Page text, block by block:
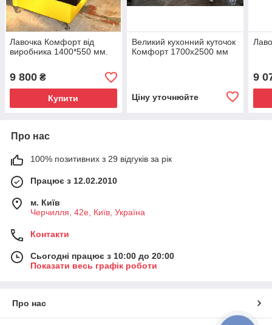
Лавочка Комфорт від
виробника 1400*550 мм.
9 800 ₴
Купити
Великий кухонний куточок
Комфорт 1700х2500 мм
Ціну уточнюйте
9
Про нас
100% позитивних з 29 відгуків за рік
Працює з 12.02.2010
м. Київ
Черчилля, 42е, Київ, Україна
Контакти
Сьогодні працює з 10:00 до 20:00
Показати весь графік роботи
Про нас